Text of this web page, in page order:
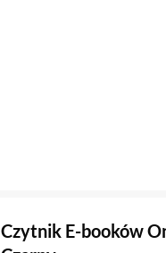
Czytnik E-booków